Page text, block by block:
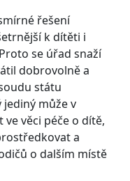
řešení
k dítěti i
se úřad snaží
dobrovolně a
státu
může v
věci péče o dítě,
a
o dalším místě